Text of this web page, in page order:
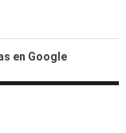
en Google